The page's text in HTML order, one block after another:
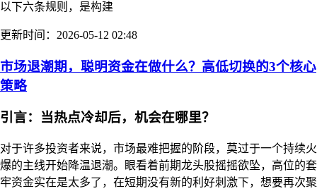
以下六条规则，是构建
更新时间：2026-05-12 02:48
市场退潮期，聪明资金在做什么？高低切换的3个核心
策略
引言：当热点冷却后，机会在哪里？
对于许多投资者来说，市场最难把握的阶段，莫过于一个持续火
爆的主线开始降温退潮。眼看着前期龙头股摇摇欲坠，高位的套
牢资金实在是太多了，在短期没有新的利好刺激下，想要再次聚